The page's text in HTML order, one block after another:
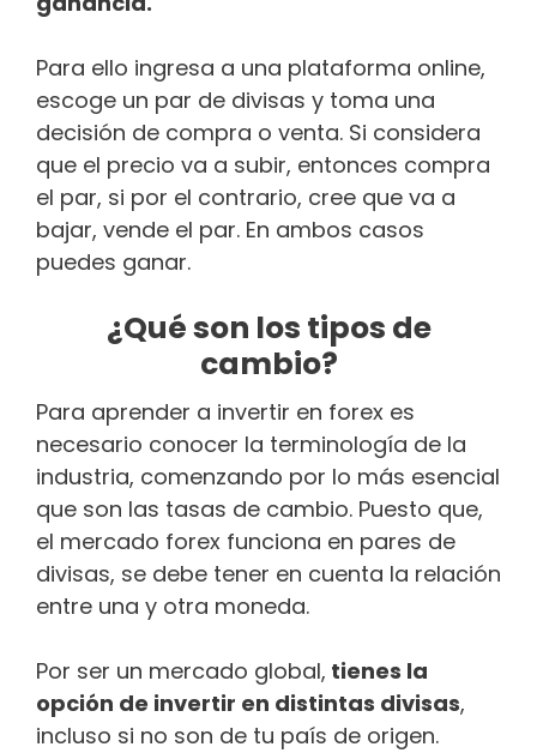
Para ello ingresa a una plataforma online,
escoge un par de divisas y toma una
decisión de compra o venta. Si considera
que el precio va a subir, entonces compra
el par, si por el contrario, cree que va a
bajar, vende el par. En ambos casos
puedes ganar.
¿Qué son los tipos de
cambio?
Para aprender a invertir en forex es
necesario conocer la terminología de la
industria, comenzando por lo más esencial
que son las tasas de cambio. Puesto que,
el mercado forex funciona en pares de
divisas, se debe tener en cuenta la relación
entre una y otra moneda.
Por ser un mercado global, tienes la
opción de invertir en distintas divisas,
incluso si no son de tu país de origen.